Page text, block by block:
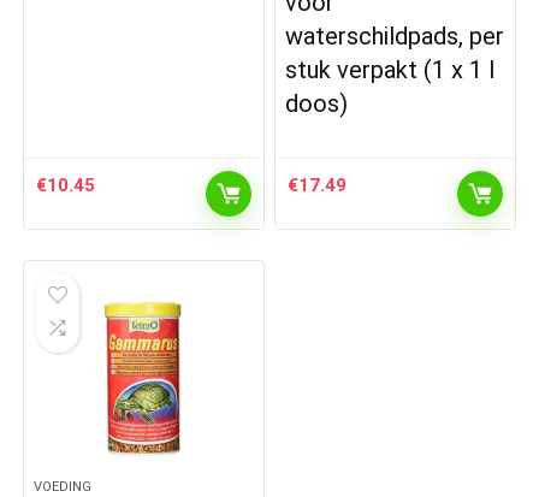
€10.45
waterschildpads, per
stuk verpakt (1 x 1 l
doos)
€17.49
VOEDING